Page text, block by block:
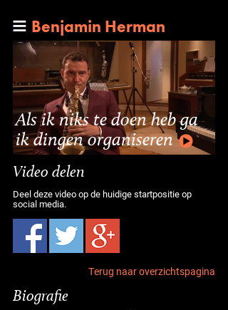
Benjamin Herman
Als ik niks te doen heb ga
ik dingen organiseren
Video delen
Deel deze video op de huidige startpositie op
social media.
Terug naar overzichtspagina
Biografie